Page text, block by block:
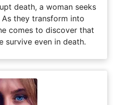
death, a woman seeks
they transform into
comes to discover that
survive even in death.